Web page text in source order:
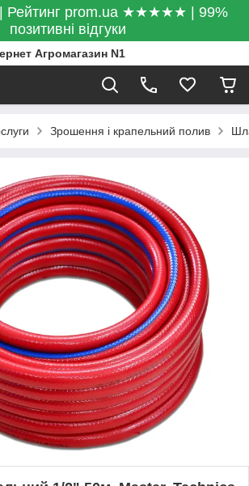
| Рейтинг prom.ua ★★★★★ | 99%
позитивні відгуки
Агромагазин N1
Зрошення і крапельний полив